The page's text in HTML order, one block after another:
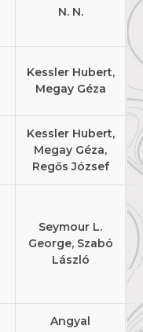
N. N.
Kessler Hubert,
Megay Géza
Kessler Hubert,
Megay Géza,
Regős József
Seymour L.
George, Szabó
László
Angyal